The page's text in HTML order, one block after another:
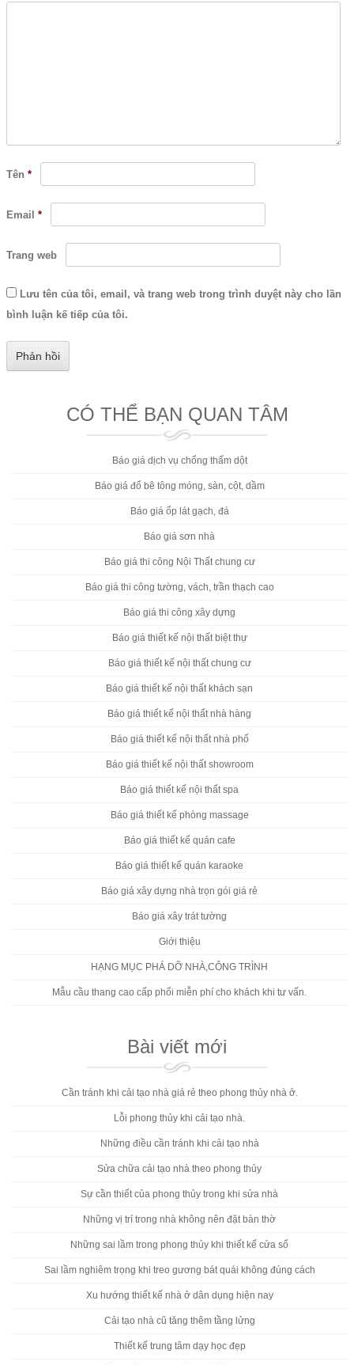
Tên *
Email *
Trang web
Lưu tên của tôi, email, và trang web trong trình duyệt này cho lần
bình luận kế tiếp của tôi.
CÓ THỂ BẠN QUAN TÂM
Báo giá dịch vụ chống thấm dột
Báo giá đổ bê tông móng, sàn, cột, dầm
Báo giá ốp lát gạch, đá
Báo giá sơn nhà
Báo giá thi công Nội Thất chung cư
Báo giá thi công tường, vách, trần thạch cao
Báo giá thi công xây dựng
Báo giá thiết kế nội thất biệt thự
Báo giá thiết kế nội thất chung cư
Báo giá thiết kế nội thất khách sạn
Báo giá thiết kế nội thất nhà hàng
Báo giá thiết kế nội thất nhà phố
Báo giá thiết kế nội thất showroom
Báo giá thiết kế nội thất spa
Báo giá thiết kế phòng massage
Báo giá thiết kế quán cafe
Báo giá thiết kế quán karaoke
Báo giá xây dựng nhà trọn gói giá rẻ
Báo giá xây trát tường
Giới thiệu
HẠNG MỤC PHÁ DỠ NHÀ,CÔNG TRÌNH
Mẫu cầu thang cao cấp phối miễn phí cho khách khi tư vấn.
Bài viết mới
Cần tránh khi cải tạo nhà giá rẻ theo phong thủy nhà ở.
Lỗi phong thủy khi cải tạo nhà.
Những điều cần tránh khi cải tạo nhà
Sửa chữa cải tạo nhà theo phong thủy
Sự cần thiết của phong thủy trong khi sửa nhà
Những vị trí trong nhà không nên đặt bàn thờ
Những sai lầm trong phong thủy khi thiết kế cửa sổ
Sai lầm nghiêm trọng khi treo gương bát quái không đúng cách
Xu hướng thiết kế nhà ở dân dụng hiện nay
Cải tạo nhà cũ tăng thêm tầng lửng
Thiết kế trung tâm dạy học đẹp